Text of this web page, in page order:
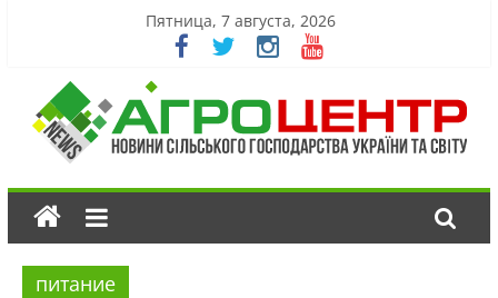
Пятница, 7 августа, 2026
питание